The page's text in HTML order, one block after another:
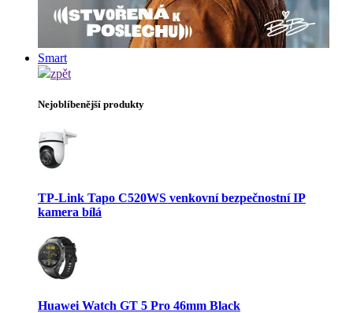
Smart
zpět
Nejoblíbenější produkty
TP-Link Tapo C520WS venkovní bezpečnostní IP
kamera bílá
Huawei Watch GT 5 Pro 46mm Black